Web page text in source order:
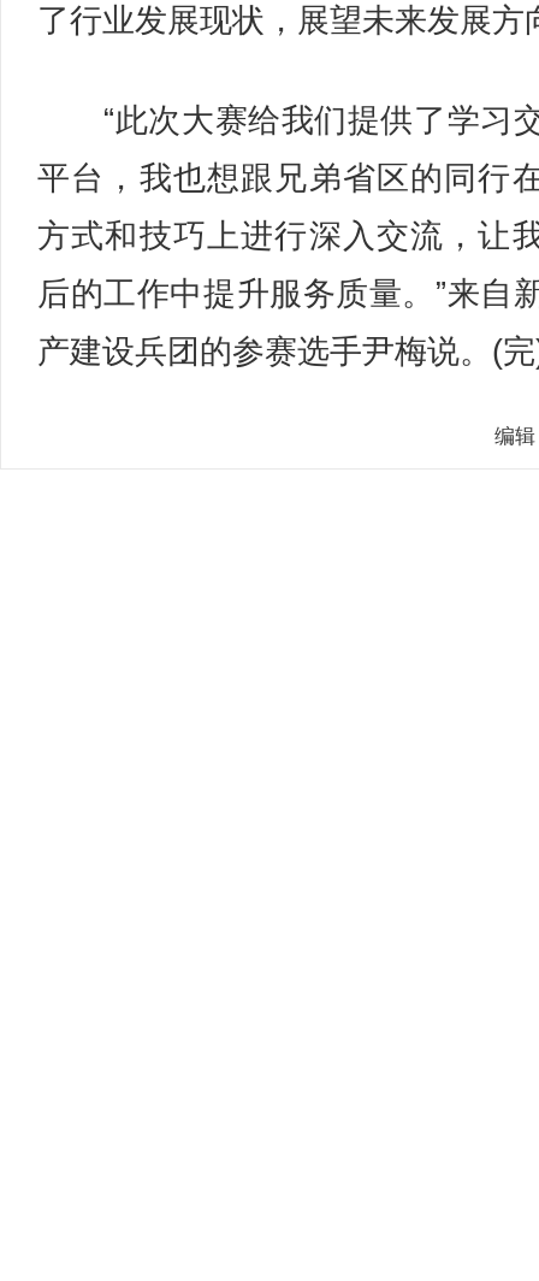
了行业发展现状，展望未来发展方
“此次大赛给我们提供了学习
平台，我也想跟兄弟省区的同行
方式和技巧上进行深入交流，让
后的工作中提升服务质量。”来自
产建设兵团的参赛选手尹梅说。(
编